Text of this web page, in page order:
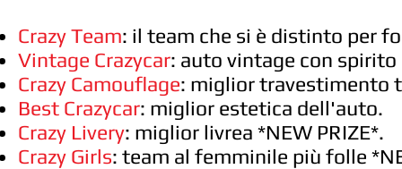
Crazy Team: il team che si è distinto per
Vintage Crazycar: auto vintage con spirito
Crazy Camouflage: miglior travestimento
Best Crazycar: miglior estetica dell'auto.
Crazy Livery: miglior livrea *NEW PRIZE*.
Crazy Girls: team al femminile più folle